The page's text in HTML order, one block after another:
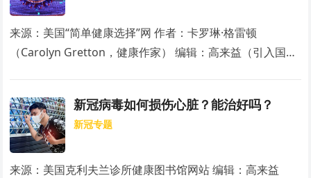
来源：美国“简单健康选择”网 作者：卡罗琳·格雷顿
（Carolyn Gretton，健康作家） 编辑：高来益（引入国…
新冠病毒如何损伤心脏？能治好吗？
新冠专题
来源：美国克利夫兰诊所健康图书馆网站 编辑：高来益